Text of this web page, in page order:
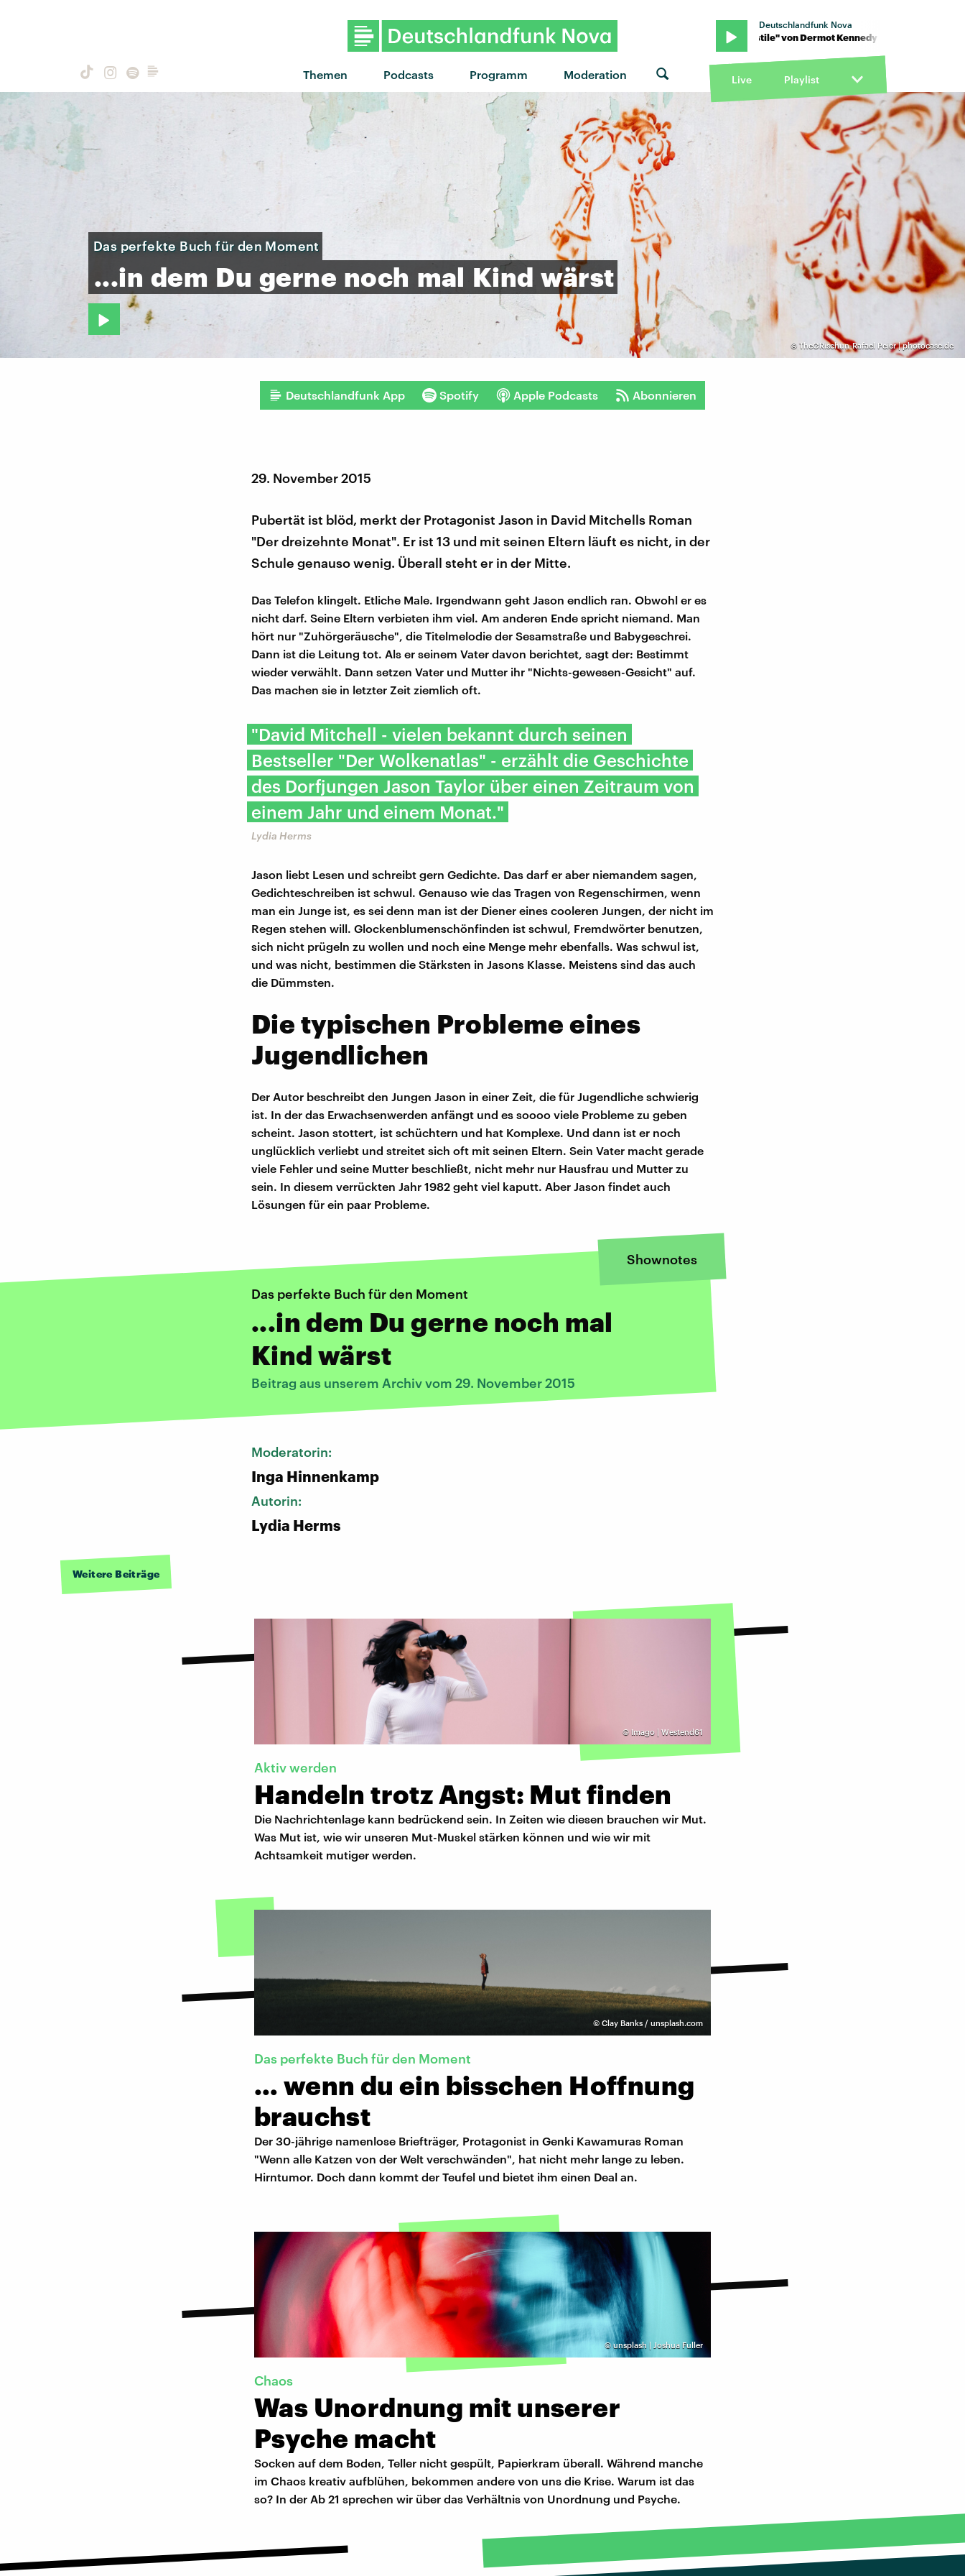
Themen Podcasts Programm Moderation
Deutschlandfunk Nova
"Turnstile" von Dermot Kennedy · "Turnstile" von Dermot Kennedy · "Turnstile" von Dermot
Live Playlist
© TheGRischun-Rafael Peier | photocase.de
Das perfekte Buch für den Moment
...in dem Du gerne noch mal Kind wärst
Deutschlandfunk App Spotify Apple Podcasts Abonnieren
29. November 2015
Pubertät ist blöd, merkt der Protagonist Jason in David Mitchells Roman
"Der dreizehnte Monat". Er ist 13 und mit seinen Eltern läuft es nicht, in der
Schule genauso wenig. Überall steht er in der Mitte.
Das Telefon klingelt. Etliche Male. Irgendwann geht Jason endlich ran. Obwohl er es
nicht darf. Seine Eltern verbieten ihm viel. Am anderen Ende spricht niemand. Man
hört nur "Zuhörgeräusche", die Titelmelodie der Sesamstraße und Babygeschrei.
Dann ist die Leitung tot. Als er seinem Vater davon berichtet, sagt der: Bestimmt
wieder verwählt. Dann setzen Vater und Mutter ihr "Nichts-gewesen-Gesicht" auf.
Das machen sie in letzter Zeit ziemlich oft.
"David Mitchell - vielen bekannt durch seinen
Bestseller "Der Wolkenatlas" - erzählt die Geschichte
des Dorfjungen Jason Taylor über einen Zeitraum von
einem Jahr und einem Monat."
Lydia Herms
Jason liebt Lesen und schreibt gern Gedichte. Das darf er aber niemandem sagen,
Gedichteschreiben ist schwul. Genauso wie das Tragen von Regenschirmen, wenn
man ein Junge ist, es sei denn man ist der Diener eines cooleren Jungen, der nicht im
Regen stehen will. Glockenblumenschönfinden ist schwul, Fremdwörter benutzen,
sich nicht prügeln zu wollen und noch eine Menge mehr ebenfalls. Was schwul ist,
und was nicht, bestimmen die Stärksten in Jasons Klasse. Meistens sind das auch
die Dümmsten.
Die typischen Probleme eines
Jugendlichen
Der Autor beschreibt den Jungen Jason in einer Zeit, die für Jugendliche schwierig
ist. In der das Erwachsenwerden anfängt und es soooo viele Probleme zu geben
scheint. Jason stottert, ist schüchtern und hat Komplexe. Und dann ist er noch
unglücklich verliebt und streitet sich oft mit seinen Eltern. Sein Vater macht gerade
viele Fehler und seine Mutter beschließt, nicht mehr nur Hausfrau und Mutter zu
sein. In diesem verrückten Jahr 1982 geht viel kaputt. Aber Jason findet auch
Lösungen für ein paar Probleme.
Shownotes
Das perfekte Buch für den Moment
...in dem Du gerne noch mal
Kind wärst
Beitrag aus unserem Archiv vom 29. November 2015
Moderatorin:
Inga Hinnenkamp
Autorin:
Lydia Herms
Weitere Beiträge
© Imago | Westend61
Aktiv werden
Handeln trotz Angst: Mut finden
Die Nachrichtenlage kann bedrückend sein. In Zeiten wie diesen brauchen wir Mut.
Was Mut ist, wie wir unseren Mut-Muskel stärken können und wie wir mit
Achtsamkeit mutiger werden.
© Clay Banks / unsplash.com
Das perfekte Buch für den Moment
… wenn du ein bisschen Hoffnung
brauchst
Der 30-jährige namenlose Briefträger, Protagonist in Genki Kawamuras Roman
"Wenn alle Katzen von der Welt verschwänden", hat nicht mehr lange zu leben.
Hirntumor. Doch dann kommt der Teufel und bietet ihm einen Deal an.
©unsplash | Joshua Fuller
Chaos
Was Unordnung mit unserer
Psyche macht
Socken auf dem Boden, Teller nicht gespült, Papierkram überall. Während manche
im Chaos kreativ aufblühen, bekommen andere von uns die Krise. Warum ist das
so? In der Ab 21 sprechen wir über das Verhältnis von Unordnung und Psyche.